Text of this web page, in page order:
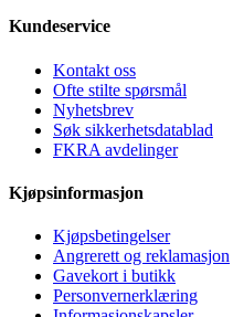
Kundeservice
Kontakt oss
Ofte stilte spørsmål
Nyhetsbrev
Søk sikkerhetsdatablad
FKRA avdelinger
Kjøpsinformasjon
Kjøpsbetingelser
Angrerett og reklamasjon
Gavekort i butikk
Personvernerklæring